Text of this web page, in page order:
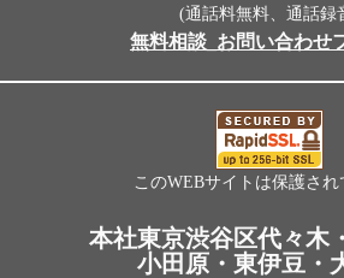
(通話料無料、通話録
無料相談_お問い合わせ
このWEBサイトは保護され
本社東京渋谷区代々木
小田原・東伊豆・